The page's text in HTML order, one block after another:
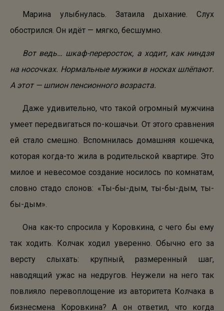
Марина улыбнулась. Затаила дыхание. Слух
обострился. Он идёт — мягко, бесшумно.
Вот ведь… шкаф-переросток, а ходит, как ниндзя
на носочках. Нормальные мужики в носках шлёпают.
А этот — шпион пенсионного возраста.
Даже удивительно, что такой огромный мужчина
умеет передвигаться по-кошачьи. От этого сравнения
ей стало смешно. Вспомнилась домашняя кошечка,
которая когда-то жила в родительской квартире. Это
милое и невесомое создание носилось по комнатам,
словно стадо слонов: «Ты-бы-дым, ты-бы-дым, ты-
бы-дым».
Она как-то спросила у Коровкина, с чего бы ему
так ходить. Колчак ходил уверенно. Обычно его за
версту слыхать: крупный, размеренный шаг,
наводящий ужас на недругов. Неужели на него так
повлияло перевоплощение из авторитета Колчака в
бизнесмена Коровкина? А он ответил, что когда